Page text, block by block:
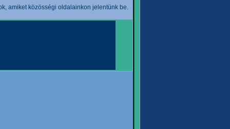
amiket közösségi oldalainkon jelentünk be.